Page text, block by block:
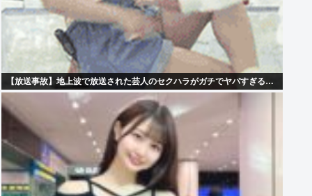
【放送事故】地上波で放送された芸人のセクハラがガチでヤバすぎる…